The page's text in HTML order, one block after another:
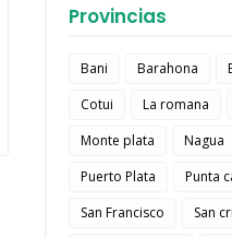
Provincias
Bani Barahona
Cotui
La romana
Monte plata
Nagua
Puerto Plata
Punta
San Francisco
San